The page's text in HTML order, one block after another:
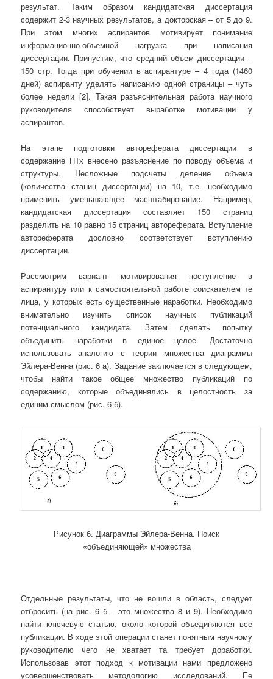
результат. Таким образом кандидатская диссертация
содержит 2-3 научных результатов, а докторская – от 5 до 9.
При этом многих аспирантов мотивирует понимание
информационно-объемной нагрузка при написания
диссертации. Припустим, что средний объем диссертации –
150 стр. Тогда при обучении в аспирантуре – 4 года (1460
дней) аспиранту уделять написанию одной страницы – чуть
более недели [2]. Такая разъяснительная работа научного
руководителя способствует выработке мотивации у
аспирантов.
На этапе подготовки автореферата диссертации в
содержание ПТх внесено разъяснение по поводу объема и
структуры. Несложные подсчеты деление объема
(количества станиц диссертации) на 10, т.е. необходимо
применить уменьшающее масштабирование. Например,
кандидатская диссертация составляет 150 страниц
разделить на 10 равно 15 страниц автореферата. Вступление
автореферата дословно соответствует вступлению
диссертации.
Рассмотрим вариант мотивирования поступление в
аспирантуру или к самостоятельной работе соискателем те
лица, у которых есть существенные наработки. Необходимо
внимательно изучить список научных публикаций
потенциального кандидата. Затем сделать попытку
объединить наработки в единое целое. Достаточно
использовать аналогию с теории множества диаграммы
Эйлера-Венна (рис. 6 а). Задание заключается в следующем,
чтобы найти такое общее множество публикаций по
содержанию, которые объединялись в целостность за
единим смыслом (рис. 6 б).
Рисунок 6. Диаграммы Эйлера-Венна. Поиск
«объединяющей» множества
Отдельные результаты, что не вошли в область, следует
отбросить (на рис. 6 б – это множества 8 и 9). Необходимо
найти ключевую статью, около которой объединяются все
публикации. В ходе этой операции станет понятным научному
руководителю чего не хватает та требует доработки.
Использовав этот подход к мотивации нами предложено
усовершенствовать методологию исследований. Ее